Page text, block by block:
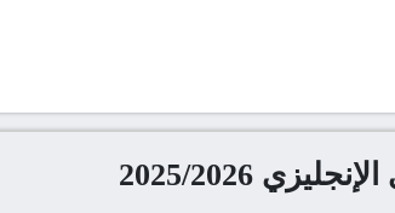
2025/2026